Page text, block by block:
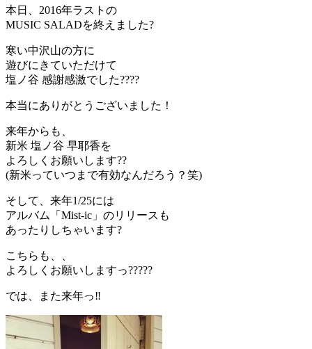
本日、2016年ラストの
MUSIC SALADを終えました?
寒い中沢山の方に
遊びにきていただけて
塩ノ谷 感謝感激でした????
本当にありがとうございました！
来年からも、
新米 塩ノ谷 早耶香を
よろしくお願いします??
(新米っていつまで有効なんだろう？笑)
そして、来年1/25には
アルバム「Mist-ic」のリリースも
あったりしちゃいます?
こちらも、、
よろしくお願いしますっ?????
では、また来年っ‼️